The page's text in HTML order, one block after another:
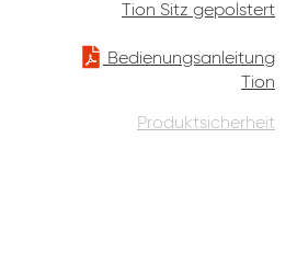
Tion Sitz gepolstert
Bedienungsanleitung
Tion
Produktsicherheit